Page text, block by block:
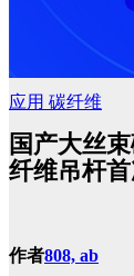
应用 碳纤维
国产大丝
纤维吊杆
作者808, ab